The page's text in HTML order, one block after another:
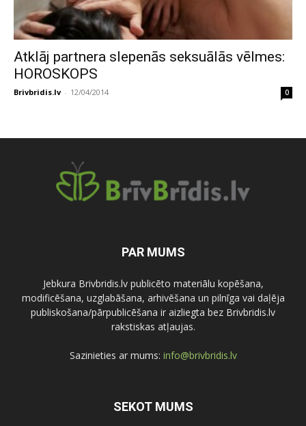
Atklāj partnera slepenās seksuālās vēlmes:
HOROSKOPS
Brivbridis.lv - 12/04/2014 0
PAR MUMS
Jebkura Brivbridis.lv publicēto materiālu kopēšana,
modificēšana, uzglabāšana, arhivēšana un pilnīga vai daļēja
publiskošana/pārpublicēšana ir aizliegta bez Brivbridis.lv
rakstiskas atļaujas.
Sazinieties ar mums: info@brivbridis.lv
SEKOT MUMS